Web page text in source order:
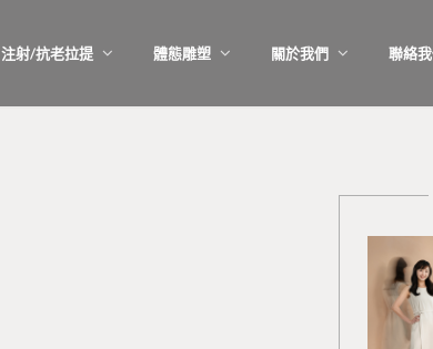
注射/抗老拉提 體態雕塑 關於我們 聯絡